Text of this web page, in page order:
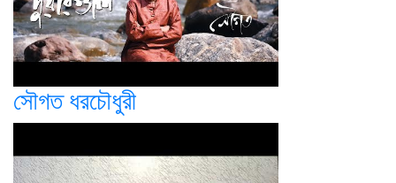
সৌগত ধরচৌধুরী